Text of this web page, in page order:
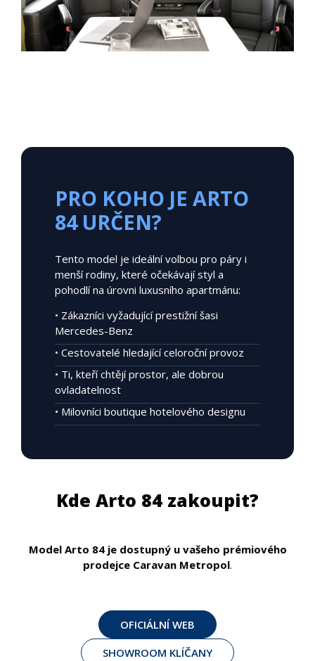
PRO KOHO JE ARTO
84 URČEN?
Tento model je ideální volbou pro páry i
menší rodiny, které očekávají styl a
pohodlí na úrovni luxusního apartmánu:
• Zákazníci vyžadující prestižní šasi
Mercedes-Benz
• Cestovatelé hledající celoroční provoz
• Ti, kteří chtějí prostor, ale dobrou
ovladatelnost
• Milovníci boutique hotelového designu
Kde Arto 84 zakoupit?
Model Arto 84 je dostupný u vašeho prémiového
prodejce Caravan Metropol.
OFICIÁLNÍ WEB
SHOWROOM KLÍČANY